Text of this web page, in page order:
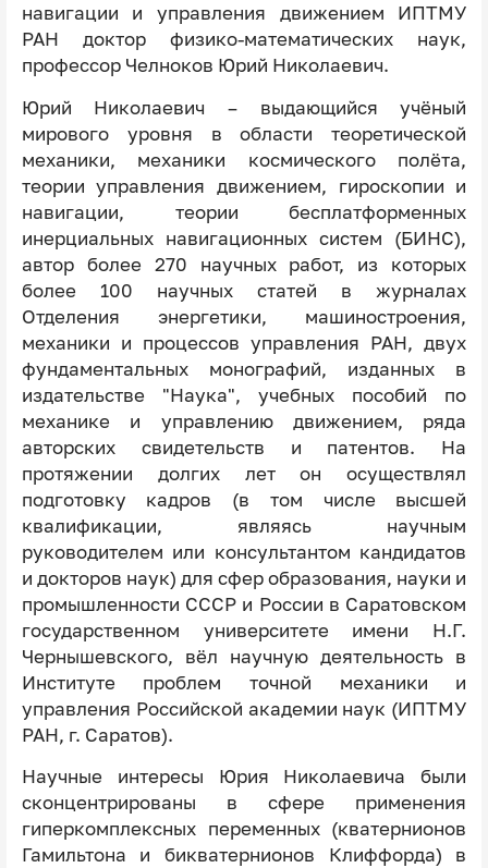
навигации и управления движением ИПТМУ
РАН доктор физико-математических наук,
профессор Челноков Юрий Николаевич.
Юрий Николаевич – выдающийся учёный
мирового уровня в области теоретической
механики, механики космического полёта,
теории управления движением, гироскопии и
навигации, теории бесплатформенных
инерциальных навигационных систем (БИНС),
автор более 270 научных работ, из которых
более 100 научных статей в журналах
Отделения энергетики, машиностроения,
механики и процессов управления РАН, двух
фундаментальных монографий, изданных в
издательстве "Наука", учебных пособий по
механике и управлению движением, ряда
авторских свидетельств и патентов. На
протяжении долгих лет он осуществлял
подготовку кадров (в том числе высшей
квалификации, являясь научным
руководителем или консультантом кандидатов
и докторов наук) для сфер образования, науки и
промышленности СССР и России в Саратовском
государственном университете имени Н.Г.
Чернышевского, вёл научную деятельность в
Институте проблем точной механики и
управления Российской академии наук (ИПТМУ
РАН, г. Саратов).
Научные интересы Юрия Николаевича были
сконцентрированы в сфере применения
гиперкомплексных переменных (кватернионов
Гамильтона и бикватернионов Клиффорда) в